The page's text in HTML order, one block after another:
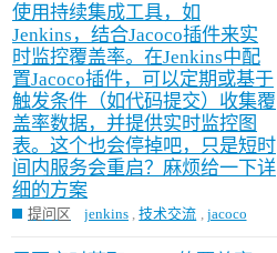
使用持续集成工具，如
Jenkins，结合Jacoco插件来实
时监控覆盖率。在Jenkins中配
置Jacoco插件，可以定期或基于
触发条件（如代码提交）收集覆
盖率数据，并提供实时监控图
表。这个也会停掉吧，只是短时
间内服务会重启？麻烦给一下详
细的方案
提问区 jenkins ,技术交流 , jacoco